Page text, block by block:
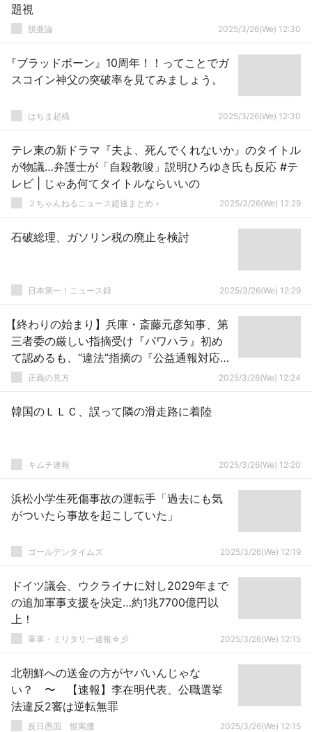
題視
脱亜論 2025/3/26(We) 12:30
『ブラッドボーン』10周年！！ってことでガ
スコイン神父の突破率を見てみましょう。
はちま起稿 2025/3/26(We) 12:30
テレ東の新ドラマ『夫よ、死んでくれないか』のタイトル
が物議…弁護士が「自殺教唆」説明ひろゆき氏も反応 #テ
レビ | じゃあ何てタイトルならいいの
２ちゃんねるニュース超速まとめ＋ 2025/3/26(We) 12:29
石破総理、ガソリン税の廃止を検討
日本第一！ニュース録 2025/3/26(We) 12:29
【終わりの始まり】兵庫・斎藤元彦知事、第
三者委の厳しい指摘受け『パワハラ』初め
て認めるも、“違法”指摘の『公益通報対応』
は「適切」強調
正義の見方 2025/3/26(We) 12:24
韓国のＬＬＣ、誤って隣の滑走路に着陸
キムチ速報 2025/3/26(We) 12:20
浜松小学生死傷事故の運転手「過去にも気
がついたら事故を起こしていた」
ゴールデンタイムズ 2025/3/26(We) 12:19
ドイツ議会、ウクライナに対し2029年まで
の追加軍事支援を決定…約1兆7700億円以
上！
軍事・ミリタリー速報☆彡 2025/3/26(We) 12:15
北朝鮮への送金の方がヤバいんじゃな
い？ 〜 【速報】李在明代表、公職選挙
法違反2審は逆転無罪
反日愚国 恨寓瘻 2025/3/26(We) 12:15